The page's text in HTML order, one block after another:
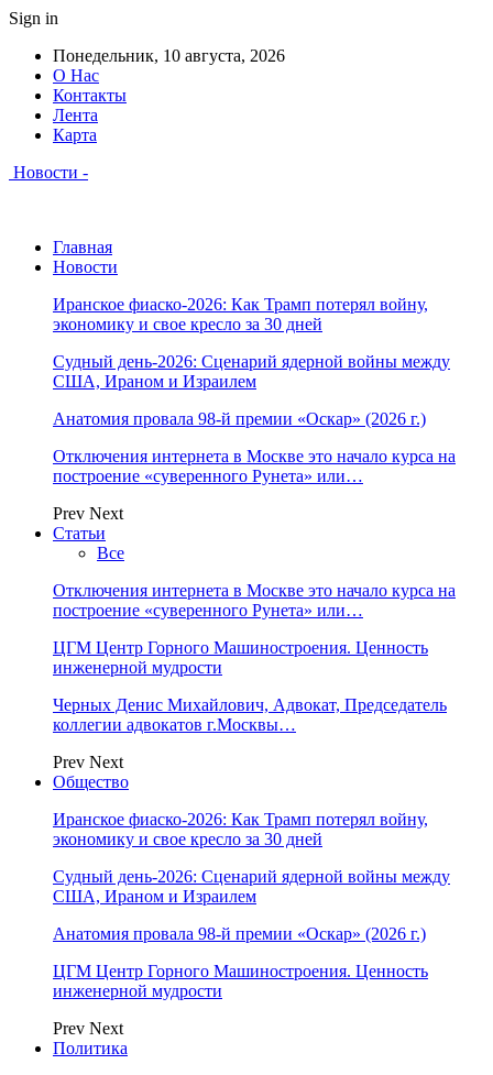
Sign in
Понедельник, 10 августа, 2026
О Нас
Контакты
Лента
Карта
Новости -
Главная
Новости
Иранское фиаско-2026: Как Трамп потерял войну,
экономику и свое кресло за 30 дней
Судный день-2026: Сценарий ядерной войны между
США, Ираном и Израилем
Анатомия провала 98-й премии «Оскар» (2026 г.)
Отключения интернета в Москве это начало курса на
построение «суверенного Рунета» или…
Prev Next
Статьи
Все
Отключения интернета в Москве это начало курса на
построение «суверенного Рунета» или…
ЦГМ Центр Горного Машиностроения. Ценность
инженерной мудрости
Черных Денис Михайлович, Адвокат, Председатель
коллегии адвокатов г.Москвы…
Prev Next
Общество
Иранское фиаско-2026: Как Трамп потерял войну,
экономику и свое кресло за 30 дней
Судный день-2026: Сценарий ядерной войны между
США, Ираном и Израилем
Анатомия провала 98-й премии «Оскар» (2026 г.)
ЦГМ Центр Горного Машиностроения. Ценность
инженерной мудрости
Prev Next
Политика